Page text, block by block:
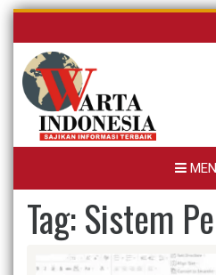
Skip
content
Tag:Sistem